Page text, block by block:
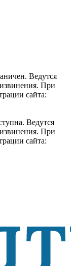
Ведутся
При
сайта:
Ведутся
При
сайта: